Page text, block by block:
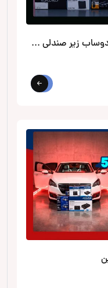
نصب سیستم صوتی روی 207 با دوساب زیر صندلی از الپاین